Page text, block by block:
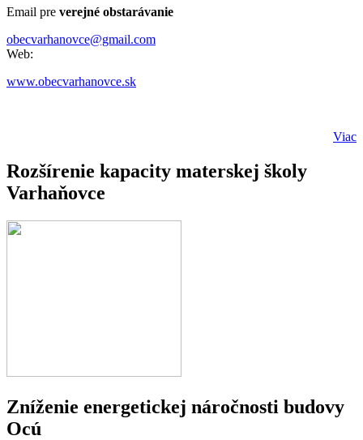
Email pre verejné obstarávanie
obecvarhanovce@gmail.com
Web:
www.obecvarhanovce.sk
Viac
Rozšírenie kapacity materskej školy
Varhaňovce
Zníženie energetickej náročnosti budovy
Ocú